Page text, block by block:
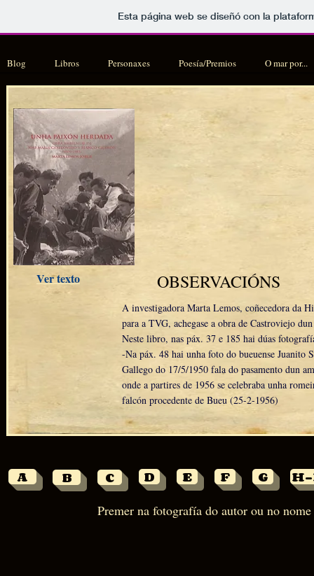
Esta página web se diseñó con la
Blog Libros Personaxes Poesía/Premios O mar por...
Ver texto OBSERVACIÓNS
A investigadora Marta Lemos, coñecedora da
para a TVG, achegase a obra de Castroviejo
Neste libro, nas páx. 37 e 185 hai dúas
-Na páx. 48 hai unha foto do bueuense
Gallego do 17/5/1950 fala do pasamento dun
onde a partires de 1956 se celebraba unha
falcón procedente de Bueu (25-2-1956)
A B C D E F G
Premer na fotografía do autor ou no